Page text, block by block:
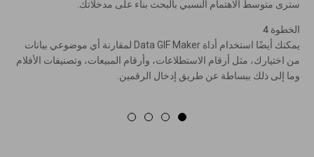
سترى متوسط الاهتمام النسبي بالبحث بناء على مدخلاتك.
الخطوة 4
يمكنك أيضًا استخدام أداة Data GIF Maker لمقارنة أي موضوعي بيانات
من اختيارك، مثل أرقام الاستطلاعات، وأرقام المبيعات، وتصنيفات الأفلام
وما إلى ذلك ببساطة عن طريق إدخال الرقمين.